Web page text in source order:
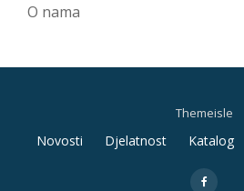
O nama
Themeisle
Secondary
Novosti Djelatnost Katalog
fa-